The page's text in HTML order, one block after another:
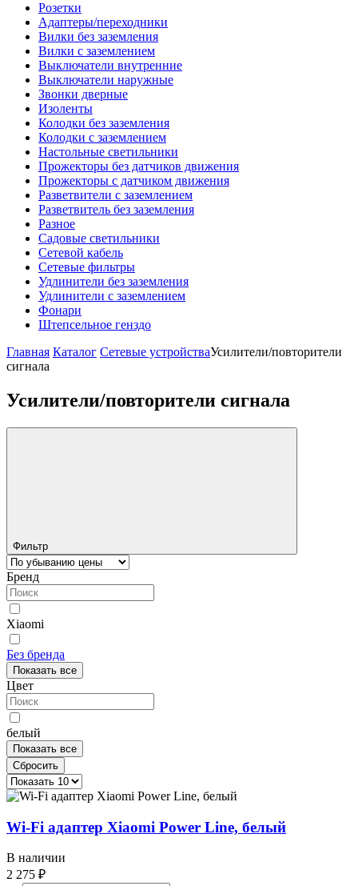
Розетки
Адаптеры/переходники
Вилки без заземления
Вилки с заземлением
Выключатели внутренние
Выключатели наружные
Звонки дверные
Изоленты
Колодки без заземления
Колодки с заземлением
Настольные светильники
Прожекторы без датчиков движения
Прожекторы с датчиком движения
Разветвители с заземлением
Разветвитель без заземления
Разное
Садовые светильники
Сетевой кабель
Сетевые фильтры
Удлинители без заземления
Удлинители с заземлением
Фонари
Штепсельное генздо
Главная Каталог Сетевые устройстваУсилители/повторители
сигнала
Усилители/повторители сигнала
Фильтр
Бренд
Xiaomi
Без бренда
Показать все
Цвет
белый
Показать все
Сбросить
Wi-Fi адаптер Xiaomi Power Line, белый
В наличии
2 275 ₽